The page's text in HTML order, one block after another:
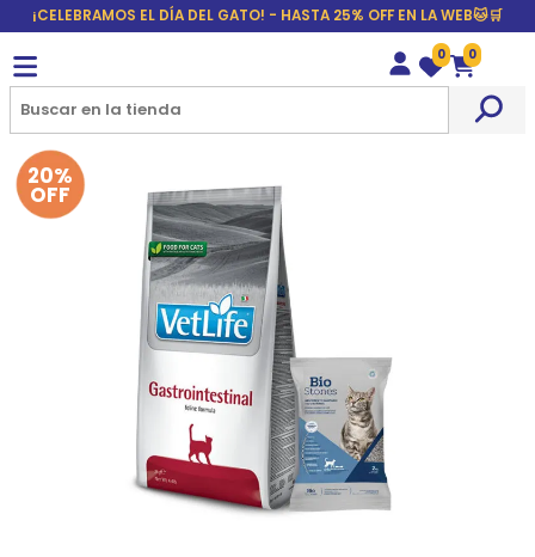
¡CELEBRAMOS EL DÍA DEL GATO! - HASTA 25% OFF EN LA WEB🐱🛒
Wishlist
0
Carrito
0
20%
OFF